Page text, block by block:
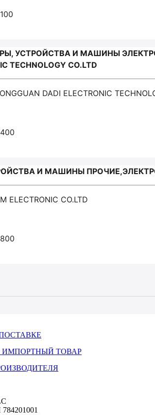
УСТРОЙСТВА И МАШИНЫ
TECHNOLOGY CO.LTD
DADI ELECTRONIC
И МАШИНЫ
ELECTRONIC CO.LTD
ИМПОРТНЫЙ ТОВАР